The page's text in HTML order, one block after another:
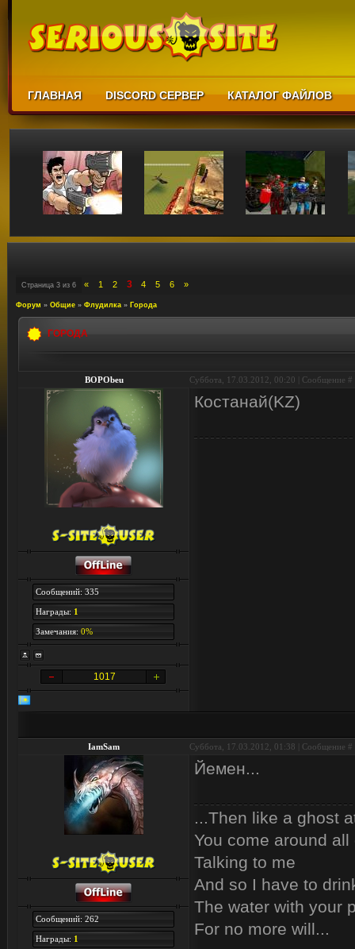
ГЛАВНАЯ DISCORD СЕРВЕР КАТАЛОГ ФАЙЛОВ
Страница 3 из 6 « 1 2 3 4 5 6 »
Форум » Общие » Флудилка » Города
ГОРОДА
BOPObeu Суббота, 17.03.2012, 00:20 | Сообщение #
Сообщений: 335
Награды: 1
Замечания: 0%
1017
Костанай(KZ)
IamSam Суббота, 17.03.2012, 01:38 | Сообщение #
Сообщений: 262
Награды: 1
Йемен...
...Then like a ghost
You come around
Talking to me
And so I have to
The water with your
For no more will...